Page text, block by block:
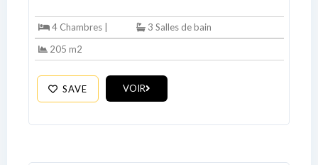
4 Chambres |
3 Salles de bain
205 m2
SAVE VOIR